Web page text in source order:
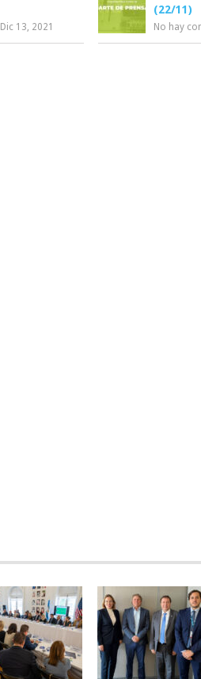
Dic 13, 2021
(22/11)
No hay